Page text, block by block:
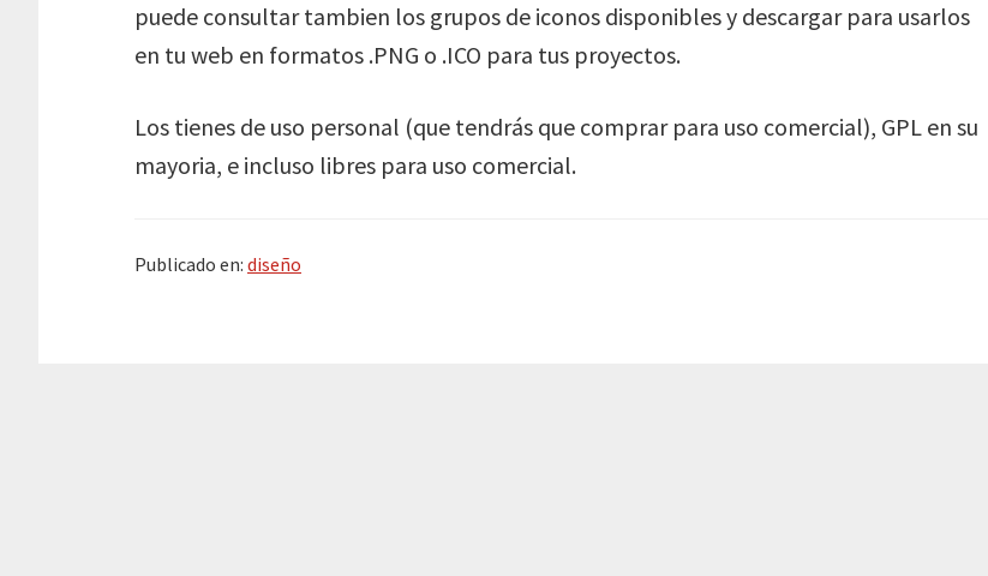
puede consultar tambien los grupos de iconos disponibles y descargar para usarlos
en tu web en formatos .PNG o .ICO para tus proyectos.
Los tienes de uso personal (que tendrás que comprar para uso comercial), GPL en su
mayoria, e incluso libres para uso comercial.
Publicado en: diseño